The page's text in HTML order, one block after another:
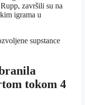
završili su na
igrama u
supstance
tokom 4